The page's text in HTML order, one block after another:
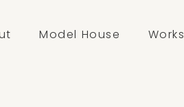
Model House Works